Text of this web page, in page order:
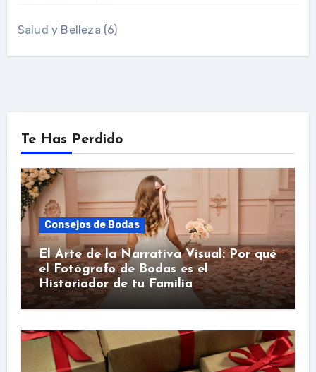
Salud y Belleza (6)
Te Has Perdido
Consejos de Bodas
El Arte de la Narrativa Visual: Por qué
el Fotógrafo de Bodas es el
Historiador de tu Familia